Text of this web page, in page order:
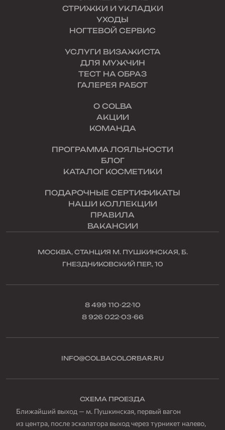
СТРИЖКИ И УКЛАДКИ
УХОДЫ
НОГТЕВОЙ СЕРВИС
УСЛУГИ ВИЗАЖИСТА
ДЛЯ МУЖЧИН
ТЕСТ НА ОБРАЗ
ГАЛЕРЕЯ РАБОТ
О COLBA
АКЦИИ
КОМАНДА
ПРОГРАММА ЛОЯЛЬНОСТИ
БЛОГ
КАТАЛОГ КОСМЕТИКИ
ПОДАРОЧНЫЕ СЕРТИФИКАТЫ
НАШИ КОЛЛЕКЦИИ
ПРАВИЛА
ВАКАНСИИ
МОСКВА, СТАНЦИЯ М. ПУШКИНСКАЯ, Б.
ГНЕЗДНИКОВСКИЙ ПЕР., 10
8 499 110-22-10
8 926 022-03-66
INFO@COLBACOLORBAR.RU
СХЕМА ПРОЕЗДА
Ближайший выход — м. Пушкинская, первый вагон
из центра, после эскалатора выход через турникет налево,